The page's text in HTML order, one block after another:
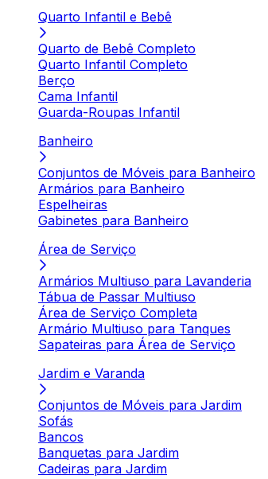
Quarto Infantil e Bebê
Quarto de Bebê Completo
Quarto Infantil Completo
Berço
Cama Infantil
Guarda-Roupas Infantil
Banheiro
Conjuntos de Móveis para Banheiro
Armários para Banheiro
Espelheiras
Gabinetes para Banheiro
Área de Serviço
Armários Multiuso para Lavanderia
Tábua de Passar Multiuso
Área de Serviço Completa
Armário Multiuso para Tanques
Sapateiras para Área de Serviço
Jardim e Varanda
Conjuntos de Móveis para Jardim
Sofás
Bancos
Banquetas para Jardim
Cadeiras para Jardim